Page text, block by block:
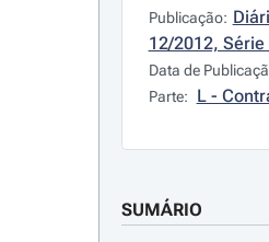
Publicação:
12/2012,
Data de
Parte: L -
SUMÁRIO